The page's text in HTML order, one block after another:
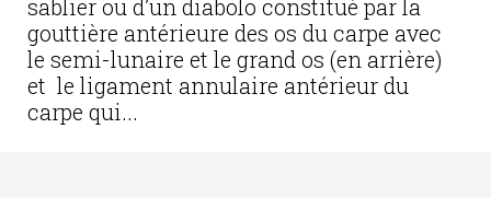
sablier ou d’un diabolo constitué par la
gouttière antérieure des os du carpe avec
le semi-lunaire et le grand os (en arrière)
et le ligament annulaire antérieur du
carpe qui...